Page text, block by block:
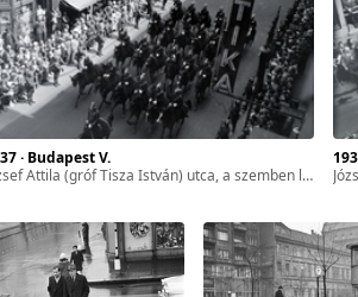
· Budapest V.
(gróf Tisza István) utca, a szemben lévő háztömb a háborúban megsemmisült, ma a Hild tér van a helyén. A felvétel III. Viktor Emánuel olasz király budapesti látogatása alkalmával, 1937. május 19-én készült.
József Attila